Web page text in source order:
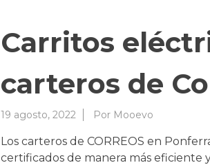
Carritos
carteros de
19 agosto, 2022 Por Mooevo
Los carteros de CORREOS en
certificados de manera más eficiente